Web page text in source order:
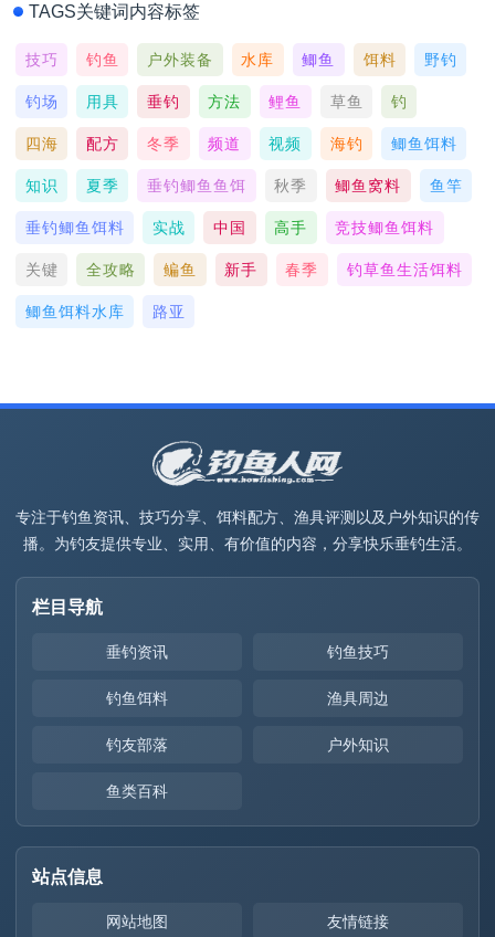
TAGS关键词内容标签
技巧 钓鱼 户外装备 水库 鲫鱼 饵料 野钓
钓场 用具 垂钓 方法 鲤鱼 草鱼 钓
四海 配方 冬季 频道 视频 海钓 鲫鱼饵料
知识 夏季 垂钓鲫鱼鱼饵 秋季 鲫鱼窝料 鱼竿
垂钓鲫鱼饵料 实战 中国 高手 竞技鲫鱼饵料
关键 全攻略 鳊鱼 新手 春季 钓草鱼生活饵料
鲫鱼饵料水库 路亚
专注于钓鱼资讯、技巧分享、饵料配方、渔具评测以及户外知识的传
播。为钓友提供专业、实用、有价值的内容，分享快乐垂钓生活。
栏目导航
垂钓资讯 钓鱼技巧
钓鱼饵料 渔具周边
钓友部落 户外知识
鱼类百科
站点信息
网站地图 友情链接